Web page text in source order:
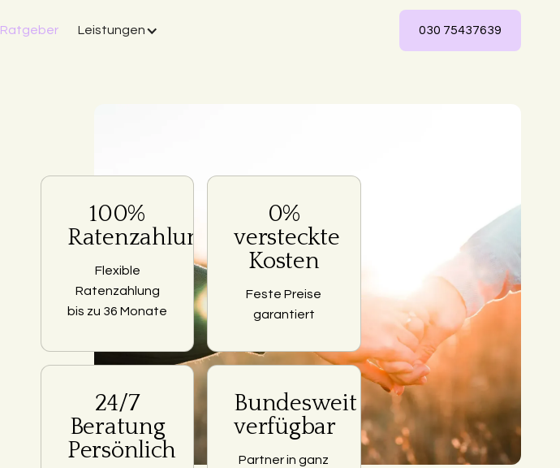
Ratgeber Leistungen 030 75437639
100%
Ratenzahlung
Flexible
Ratenzahlung
bis zu 36 Monate
0%
versteckte
Kosten
Feste Preise
garantiert
24/7
Beratung
Persönlich
Bundesweit
verfügbar
Partner in ganz